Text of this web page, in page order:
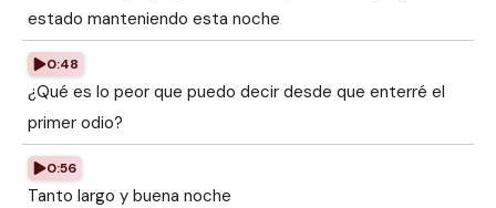
estado manteniendo esta noche
0:48
¿Qué es lo peor que puedo decir desde que enterré el
primer odio?
0:56
Tanto largo y buena noche